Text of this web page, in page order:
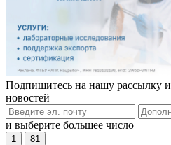
Подпишитесь на нашу рассылку и
новостей
и выберите большее число
1 81